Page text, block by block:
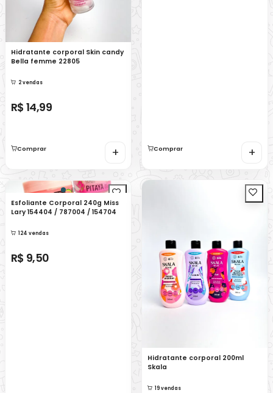
Hidratante corporal Skin candy
Bella femme 22805
2 vendas
R$ 14,99
Comprar + Comprar +
Esfoliante Corporal 240g Miss
Lary 154404 / 787004 / 154704
124 vendas
R$ 9,50
Hidratante corporal 200ml
Skala
19 vendas